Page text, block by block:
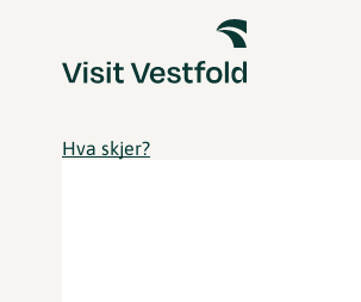
Hva skjer?